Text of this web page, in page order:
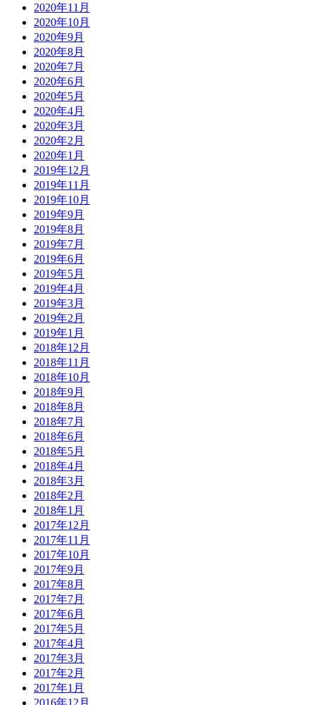
2020年11月
2020年10月
2020年9月
2020年8月
2020年7月
2020年6月
2020年5月
2020年4月
2020年3月
2020年2月
2020年1月
2019年12月
2019年11月
2019年10月
2019年9月
2019年8月
2019年7月
2019年6月
2019年5月
2019年4月
2019年3月
2019年2月
2019年1月
2018年12月
2018年11月
2018年10月
2018年9月
2018年8月
2018年7月
2018年6月
2018年5月
2018年4月
2018年3月
2018年2月
2018年1月
2017年12月
2017年11月
2017年10月
2017年9月
2017年8月
2017年7月
2017年6月
2017年5月
2017年4月
2017年3月
2017年2月
2017年1月
2016年12月